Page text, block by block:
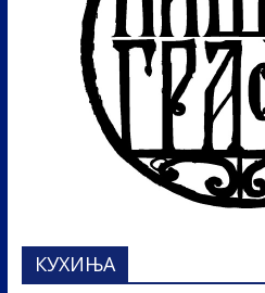
КУХИЊА